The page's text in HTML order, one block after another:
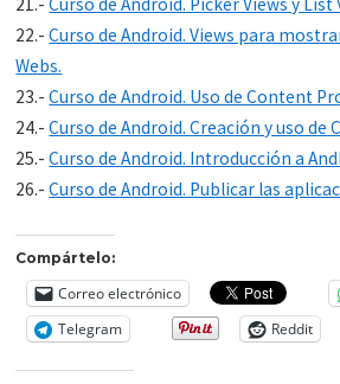
22.-Curso de Android. Views para
Webs.
23.-Curso de Android. Uso de Content
24.-Curso de Android. Creación y uso de
25.-Curso de Android. Introducción a
26.-Curso de Android. Publicar las
Compártelo:
Correo electrónico
Telegram
Reddit